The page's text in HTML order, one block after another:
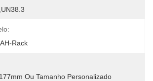
Rack
Ou Tamanho Personalizado